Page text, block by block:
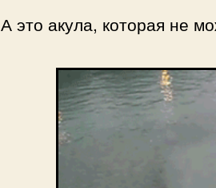
А это акула, которая не